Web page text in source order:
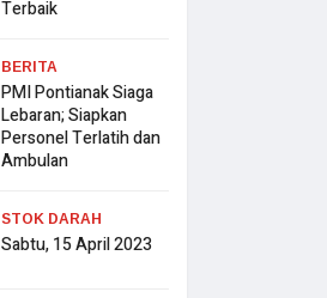
Terbaik
BERITA
PMI Pontianak Siaga
Lebaran; Siapkan
Personel Terlatih dan
Ambulan
STOK DARAH
Sabtu, 15 April 2023